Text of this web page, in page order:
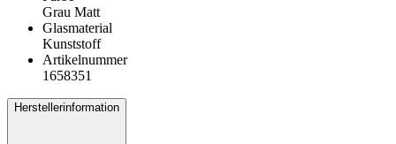
Grau Matt
Glasmaterial
Kunststoff
Artikelnummer
1658351
Herstellerinformation